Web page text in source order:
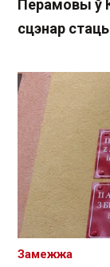
Перамовы ў
сцэнар
Замежжа